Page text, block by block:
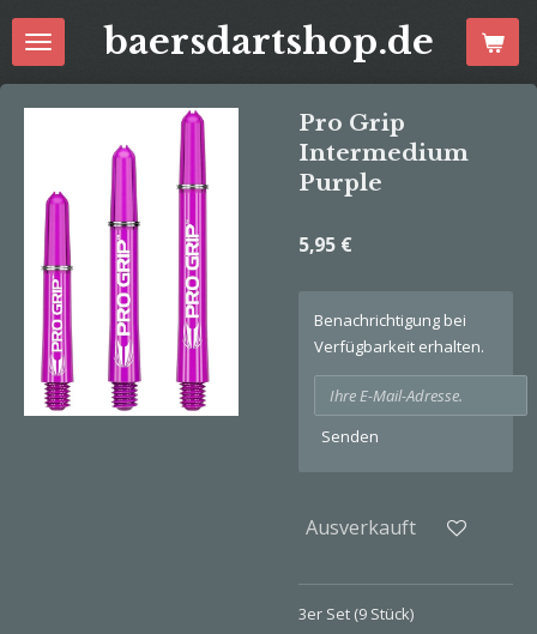
Zum
Hauptinhalt
baersdartshop.de
Pro Grip
Intermedium
Purple
5,95 €
Benachrichtigung bei
Verfügbarkeit erhalten.
Senden
Ausverkauft
3er Set (9 Stück)